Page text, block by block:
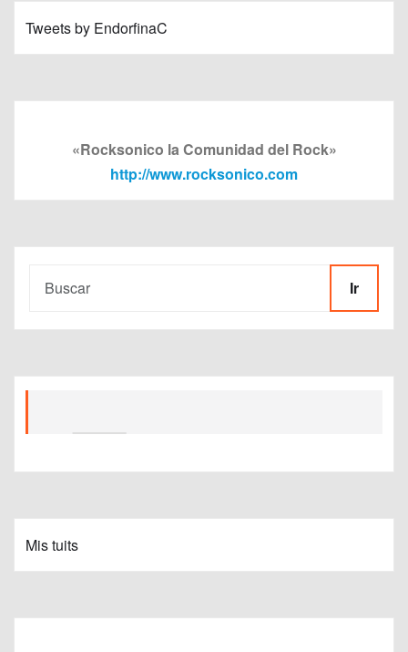
Tweets by EndorfinaC
«Rocksonico la Comunidad del Rock»
http://www.rocksonico.com
Ir
Mis tuits